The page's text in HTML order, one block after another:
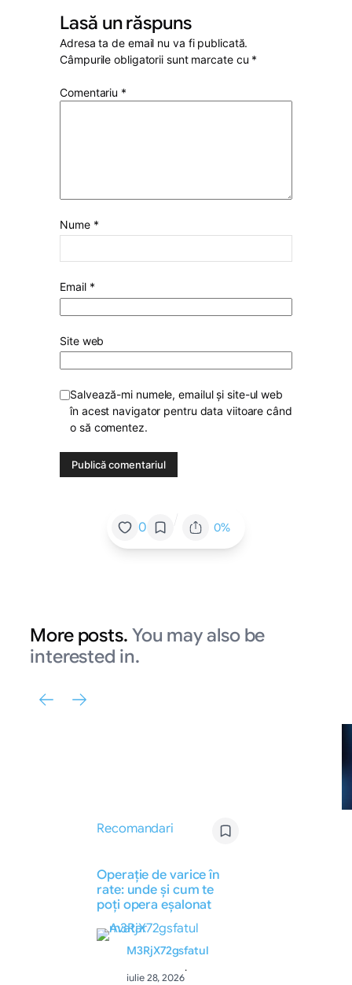
Lasă un răspuns
Adresa ta de email nu va fi publicată.
Câmpurile obligatorii sunt marcate cu *
Comentariu *
Nume *
Email *
Site web
Salvează-mi numele, emailul și site-ul web
în acest navigator pentru data viitoare când
o să comentez.
0 0%
More posts. You may also be
interested in.
Recomandari
Operație de varice în
rate: unde și cum te
poți opera eșalonat
M3RjX72gsfatul
iulie 28, 2026
·